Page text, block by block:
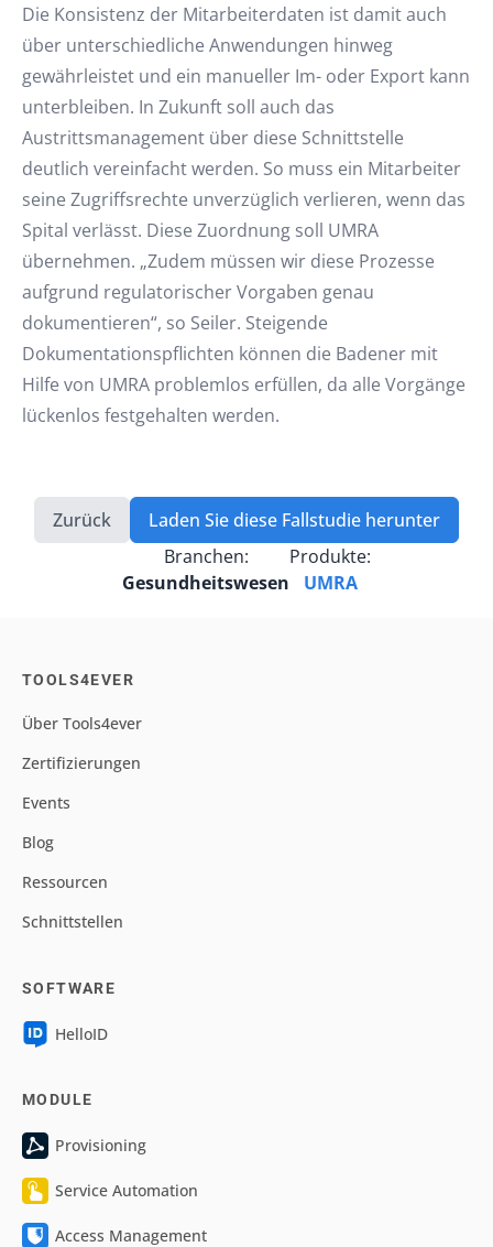
Die Konsistenz der Mitarbeiterdaten ist damit auch
über unterschiedliche Anwendungen hinweg
gewährleistet und ein manueller Im- oder Export kann
unterbleiben. In Zukunft soll auch das
Austrittsmanagement über diese Schnittstelle
deutlich vereinfacht werden. So muss ein Mitarbeiter
seine Zugriffsrechte unverzüglich verlieren, wenn das
Spital verlässt. Diese Zuordnung soll UMRA
übernehmen. „Zudem müssen wir diese Prozesse
aufgrund regulatorischer Vorgaben genau
dokumentieren“, so Seiler. Steigende
Dokumentationspflichten können die Badener mit
Hilfe von UMRA problemlos erfüllen, da alle Vorgänge
lückenlos festgehalten werden.
Zurück
Laden Sie diese Fallstudie herunter
Branchen:
Gesundheitswesen
Produkte:
UMRA
TOOLS4EVER
Über Tools4ever
Zertifizierungen
Events
Blog
Ressourcen
Schnittstellen
SOFTWARE
HelloID
MODULE
Provisioning
Service Automation
Access Management